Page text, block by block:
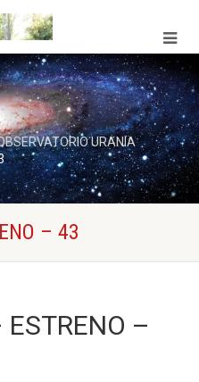
URANIA
– 43
–